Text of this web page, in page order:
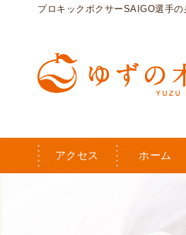
プロキックボクサーSAIGO選手
アクセス ホーム